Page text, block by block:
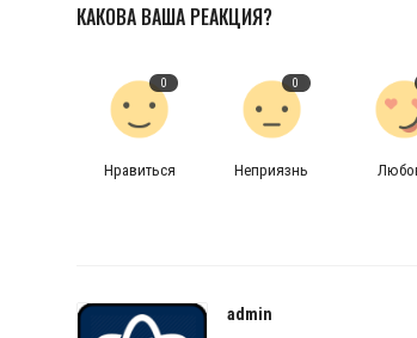
КАКОВА ВАША РЕАКЦИЯ?
0
Нравиться
0
Неприязнь
admin